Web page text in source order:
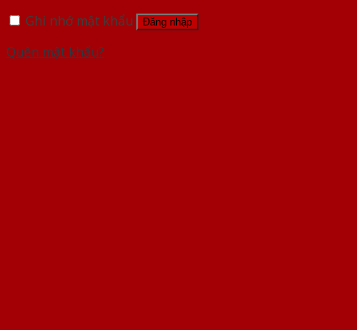
Ghi nhớ mật khẩu
Đăng nhập
Quên mật khẩu?